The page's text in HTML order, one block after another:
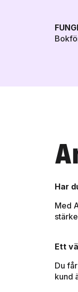
Har
Med
Ett
Du
kund